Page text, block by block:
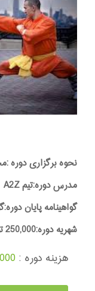
نحوه برگزاری دوره
مدرس دوره:تیم A2Z
گواهینامه پایان
شهریه دوره:250,000 تومان
هزینه دوره :